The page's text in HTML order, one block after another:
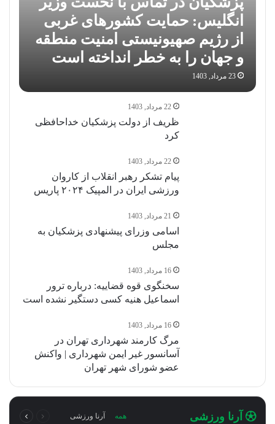
انگلیس: حمایت کشور‌های غربی
از رژیم صهیونیستی امنیت منطقه
و جهان را به خطر انداخته است
23 مرداد, 1403
22 مرداد, 1403
ظریف از دولت پزشکیان خداحافظی
کرد
22 مرداد, 1403
پیام تشکر رهبر انقلاب از کاروان
ورزشی ایران در المپیک ۲۰۲۴ پاریس
21 مرداد, 1403
اسامی وزرای پیشنهادی پزشکیان به
مجلس
16 مرداد, 1403
سخنگوی قوه قضاییه: درباره ترور
اسماعیل هنیه کسی دستگیر نشده است
16 مرداد, 1403
مرگ کارمند شهرداری تهران در
آسانسور غیر ایمن شهرداری | واکنش
عضو شورای شهر تهران
آرنا ورزشی همه آرنا ورزشی
صفحه